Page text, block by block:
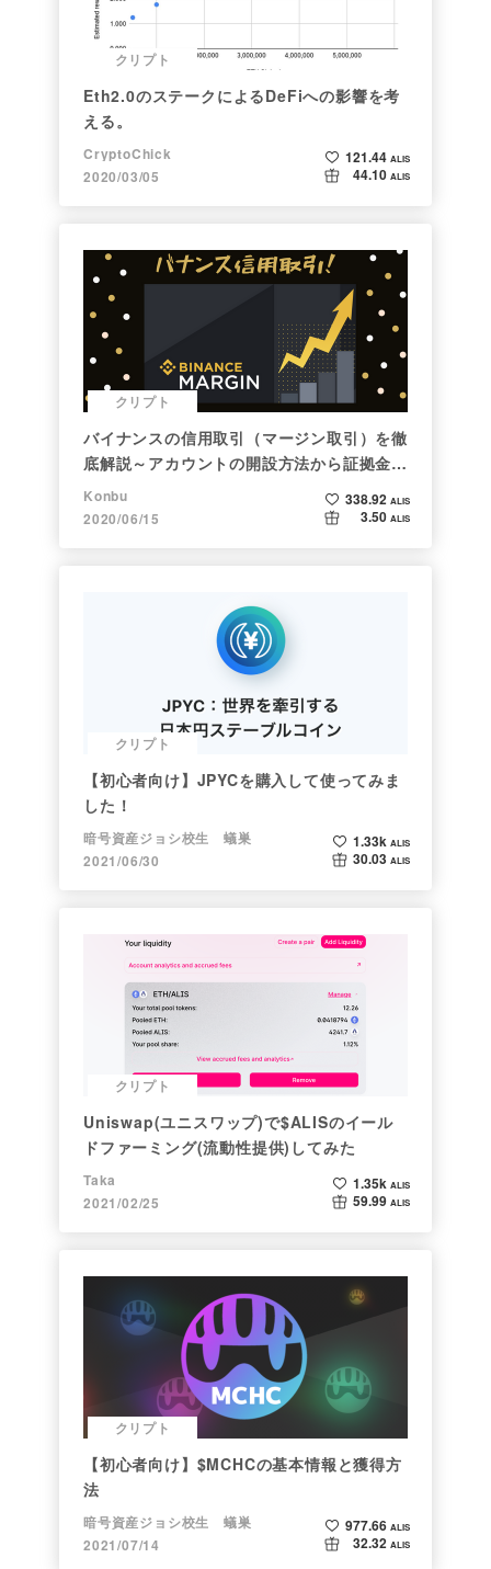
クリプト
Eth2.0のステークによるDeFiへの影響を考
える。
CryptoChick
2020/03/05
121.44 ALIS
44.10 ALIS
クリプト
バイナンスの信用取引（マージン取引）を徹
底解説～アカウントの開設方法から証拠金計
算例まで～
Konbu
2020/06/15
338.92 ALIS
3.50 ALIS
クリプト
【初心者向け】JPYCを購入して使ってみま
した！
暗号資産ジョシ校生 蟻巣
2021/06/30
1.33k ALIS
30.03 ALIS
クリプト
Uniswap(ユニスワップ)で$ALISのイール
ドファーミング(流動性提供)してみた
Taka
2021/02/25
1.35k ALIS
59.99 ALIS
クリプト
【初心者向け】$MCHCの基本情報と獲得方
法
暗号資産ジョシ校生 蟻巣
2021/07/14
977.66 ALIS
32.32 ALIS